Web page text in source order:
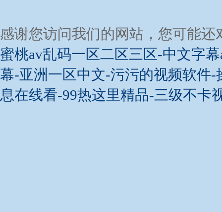
感谢您访问我们的网站，您可能还
蜜桃av乱码一区二区三区-中文字
幕-亚洲一区中文-污污的视频软件
息在线看-99热这里精品-三级不卡